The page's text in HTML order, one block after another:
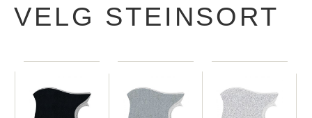
VELG STEINSORT